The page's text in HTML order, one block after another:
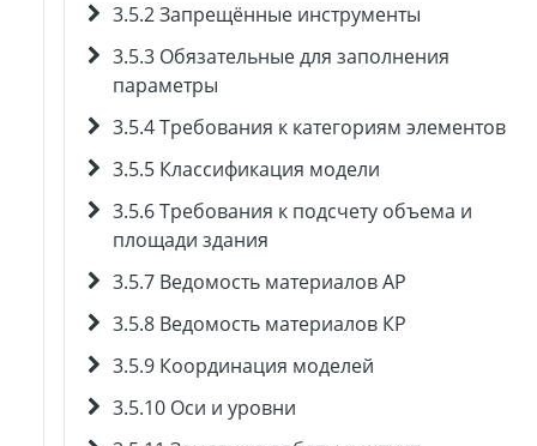
3.5.2 Запрещённые инструменты
3.5.3 Обязательные для заполнения
параметры
3.5.4 Требования к категориям элементов
3.5.5 Классификация модели
3.5.6 Требования к подсчету объема и
площади здания
3.5.7 Ведомость материалов АР
3.5.8 Ведомость материалов КР
3.5.9 Координация моделей
3.5.10 Оси и уровни